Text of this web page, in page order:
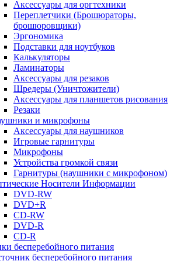
Аксессуары для оргтехники
Переплетчики (Брошюраторы,
брошюровщики)
Эргономика
Подставки для ноутбуков
Калькуляторы
Ламинаторы
Аксессуары для резаков
Шредеры (Уничтожители)
Аксессуары для планшетов рисования
Резаки
и микрофоны
Аксессуары для наушников
Игровые гарнитуры
Микрофоны
Устройства громкой связи
Гарнитуры (наушники с микрофоном)
Носители Информации
DVD-RW
DVD+R
CD-RW
DVD-R
CD-R
бесперебойного питания
бесперебойного питания